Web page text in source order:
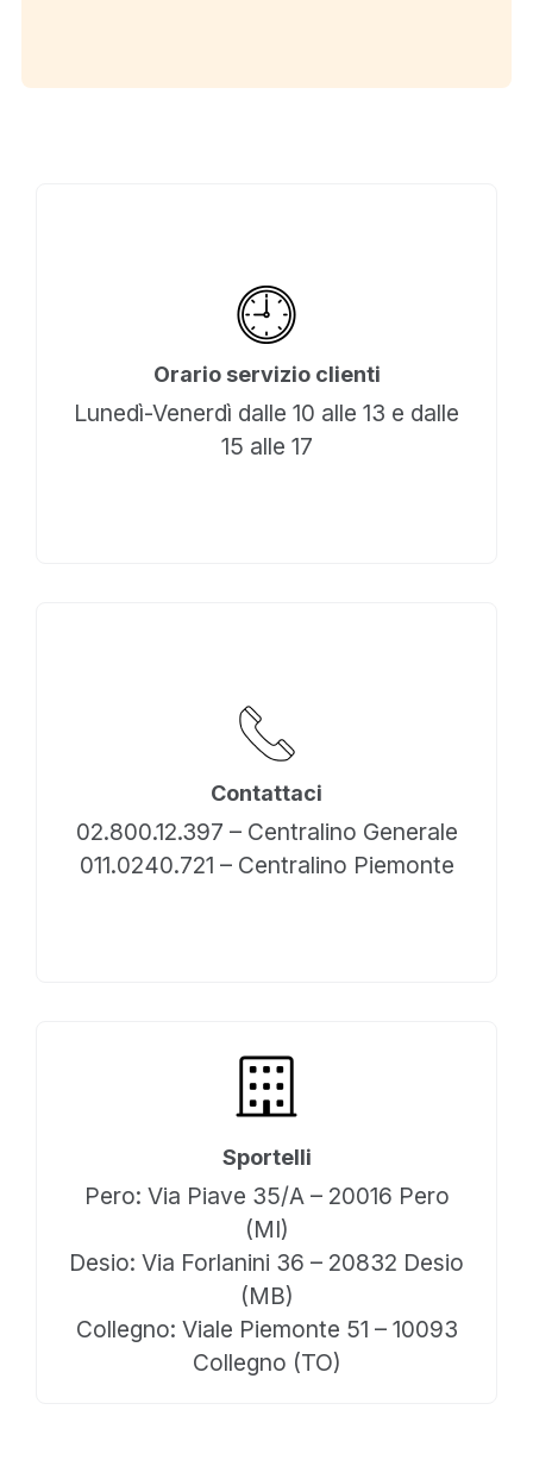
Orario servizio clienti
Lunedì-Venerdì dalle 10 alle 13 e dalle
15 alle 17
Contattaci
02.800.12.397 – Centralino Generale
011.0240.721 – Centralino Piemonte
Sportelli
Pero: Via Piave 35/A – 20016 Pero
(MI)
Desio: Via Forlanini 36 – 20832 Desio
(MB)
Collegno: Viale Piemonte 51 – 10093
Collegno (TO)